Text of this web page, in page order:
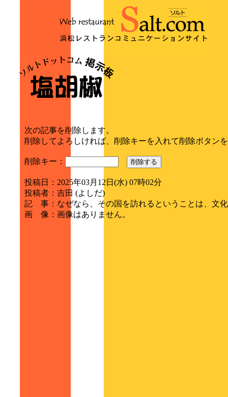
次の記事を削除します。
削除してよろしければ、削除キーを入れて削除ボタン
削除キー： 削除する
投稿日 ： 2025年03月12日(水) 07時02分
投稿者 ： 吉田 (よしだ)
記 事 ： なぜなら、その国を訪れるということは、文
画 像 ： 画像はありません。